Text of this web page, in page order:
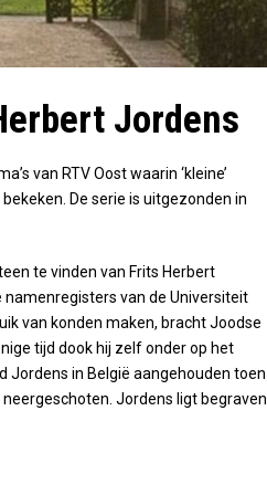
Jordens
van RTV Oost waarin ‘kleine’
De serie is uitgezonden in
te vinden van Frits Herbert
namenregisters van de Universiteit
van konden maken, bracht Joodse
tijd dook hij zelf onder op het
Jordens in België aangehouden toen
Jordens ligt begraven